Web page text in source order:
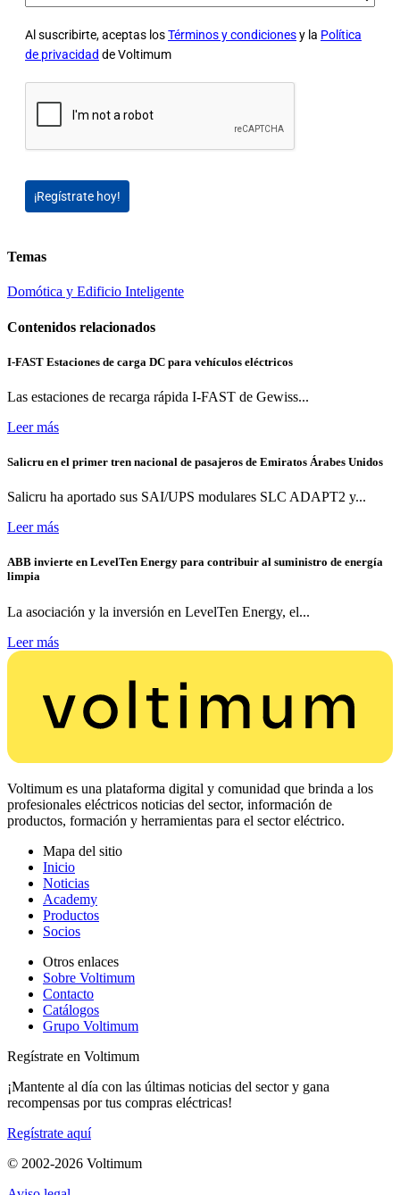
Al suscribirte, aceptas losTérminos y condicionesy la Política
de privacidad de Voltimum
¡Regístrate hoy!
Temas
Domótica y Edificio Inteligente
Contenidos relacionados
I-FAST Estaciones de carga DC para vehículos eléctricos
Las estaciones de recarga rápida I-FAST de Gewiss...
Leer más
Salicru en el primer tren nacional de pasajeros de Emiratos Árabes Unidos
Salicru ha aportado sus SAI/UPS modulares SLC ADAPT2 y...
Leer más
ABB invierte en LevelTen Energy para contribuir al suministro de energía
limpia
La asociación y la inversión en LevelTen Energy, el...
Leer más
Voltimum es una plataforma digital y comunidad que brinda a los
profesionales eléctricos noticias del sector, información de
productos, formación y herramientas para el sector eléctrico.
Mapa del sitio
Inicio
Noticias
Academy
Productos
Socios
Otros enlaces
Sobre Voltimum
Contacto
Catálogos
Grupo Voltimum
Regístrate en Voltimum
¡Mantente al día con las últimas noticias del sector y gana
recompensas por tus compras eléctricas!
Regístrate aquí
© 2002-2026 Voltimum